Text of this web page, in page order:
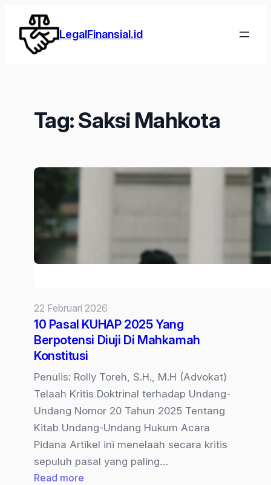
Lewati
konten
LegalFinansial.id
Tag:Saksi Mahkota
22 Februari 2026
10 Pasal KUHAP 2025 Yang
Berpotensi Diuji Di Mahkamah
Konstitusi
Penulis: Rolly Toreh, S.H., M.H (Advokat)
Telaah Kritis Doktrinal terhadap Undang-
Undang Nomor 20 Tahun 2025 Tentang
Kitab Undang-Undang Hukum Acara
Pidana Artikel ini menelaah secara kritis
sepuluh pasal yang paling…
Read more